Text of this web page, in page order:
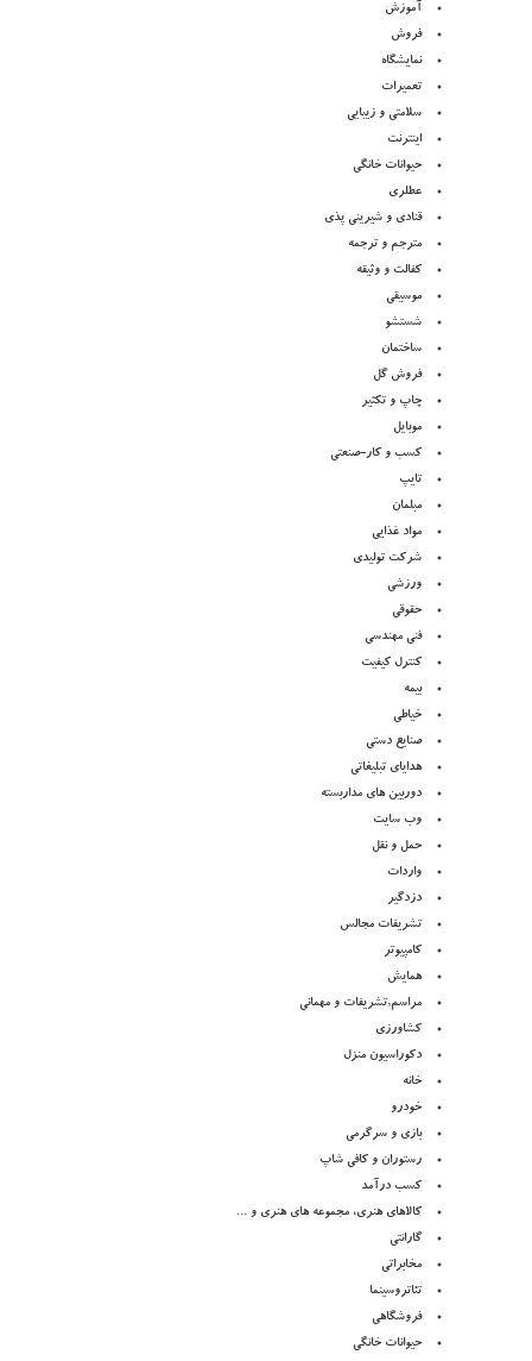
آموزش
فروش
نمایشگاه
تعمیرات
سلامتی و زیبایی
اینترنت
حیوانات خانگی
عطلری
قنادی و شیرینی پذی
مترجم و ترجمه
کفالت و وثیقه
موسیقی
شستشو
ساختمان
فروش گل
چاپ و تکثیر
موبایل
کسب و کار-صنعتی
تایپ
مبلمان
مواد غذایی
شرکت تولیدی
ورزشی
حقوقی
فنی مهندسی
کنترل کیفیت
بیمه
خیاطی
صنایع دستی
هدایای تبلیغاتی
دوربین های مداربسته
وب سایت
حمل و نقل
واردات
دزدگیر
تشریفات مجالس
کامپیوتر
همایش
مراسم,تشریفات و مهمانی
کشاورزی
دکوراسیون منزل
خانه
خودرو
بازی و سرگرمی
رستوران و کافی شاپ
کسب درآمد
کالاهای هنری، مجموعه های هنری و ...
گارانتی
مخابراتی
تئاتروسینما
فروشگاهی
حیوانات خانگی